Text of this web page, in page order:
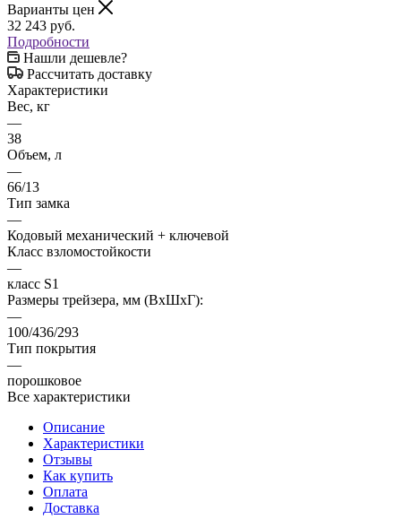
Варианты цен
32 243 руб.
Подробности
Нашли дешевле?
Рассчитать доставку
Характеристики
Вес, кг
—
38
Объем, л
—
66/13
Тип замка
—
Кодовый механический + ключевой
Класс взломостойкости
—
класс S1
Размеры трейзера, мм (ВхШхГ):
—
100/436/293
Тип покрытия
—
порошковое
Все характеристики
Описание
Характеристики
Отзывы
Как купить
Оплата
Доставка